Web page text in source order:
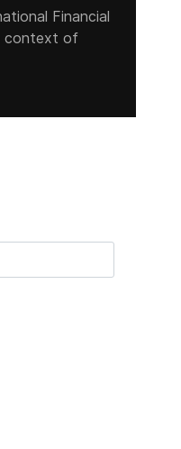
Financial
context of